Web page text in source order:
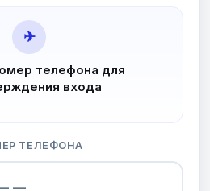
✈
телефона для
входа
ТЕЛЕФОНА